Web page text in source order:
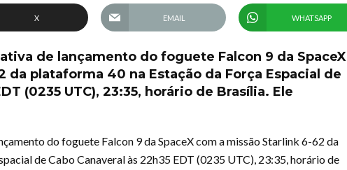
X EMAIL WHATSAPP
de lançamento do foguete Falcon 9 da SpaceX
da plataforma 40 na Estação da Força Espacial de
(0235 UTC), 23:35, horário de Brasília. Ele
do foguete Falcon 9 da SpaceX com a missão Starlink 6-62 da
de Cabo Canaveral às 22h35 EDT (0235 UTC), 23:35, horário de